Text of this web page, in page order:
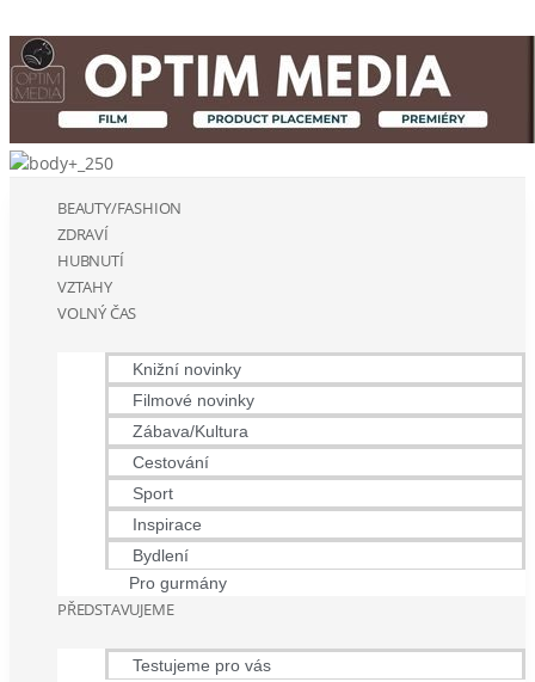
BEAUTY/FASHION
ZDRAVÍ
HUBNUTÍ
VZTAHY
VOLNÝ ČAS
Knižní novinky
Filmové novinky
Zábava/Kultura
Cestování
Sport
Inspirace
Bydlení
Pro gurmány
PŘEDSTAVUJEME
Testujeme pro vás